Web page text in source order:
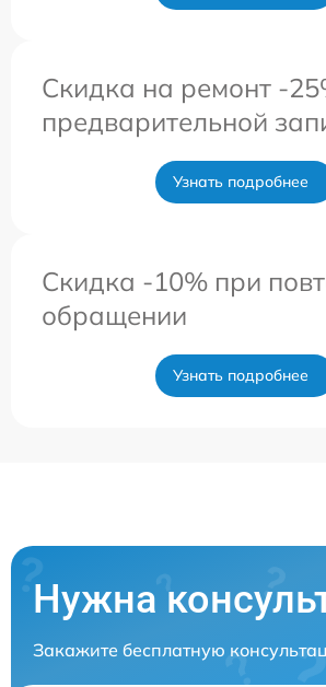
Скидка на ремонт -
предварительной
Узнать подробнее
Скидка -10% при
обращении
Узнать подробнее
Нужна
Закажите бесплатную